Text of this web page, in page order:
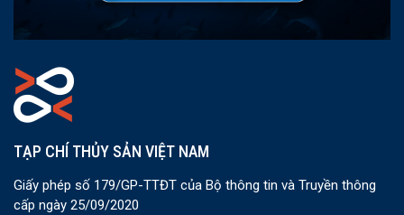
TẠP CHÍ THỦY SẢN VIỆT NAM
Giấy phép số 179/GP-TTĐT của Bộ thông tin và Truyền thông
cấp ngày 25/09/2020